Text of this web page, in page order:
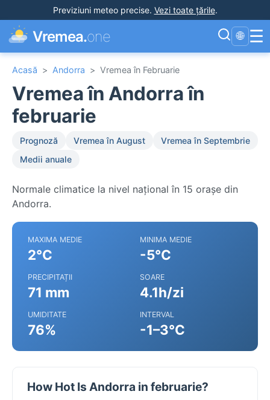
Previziuni meteo precise. Vezi toate țările.
Vremea.one 🌐 ☰
Acasă > Andorra > Vremea în Februarie
Vremea în Andorra în
februarie
Prognoză Vremea în August
Vremea în Septembrie
Medii anuale
Normale climatice la nivel național în 15 orașe din
Andorra.
MAXIMA MEDIE
2°C
MINIMA MEDIE
-5°C
PRECIPITAȚII
71 mm
SOARE
4.1h/zi
UMIDITATE
76%
INTERVAL
-1–3°C
How Hot Is Andorra in februarie?